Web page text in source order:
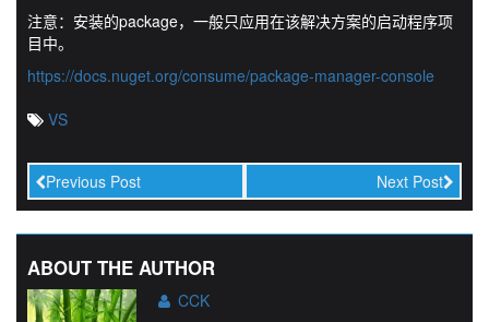
注意：安装的package，一般只应用在该解决方案的启动程序项
目中。
https://docs.nuget.org/consume/package-manager-console
VS
Previous Post Next Post
ABOUT THE AUTHOR
CCK